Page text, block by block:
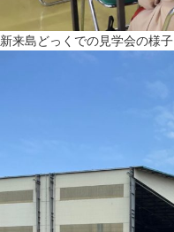
新来島どっくでの見学会の様子